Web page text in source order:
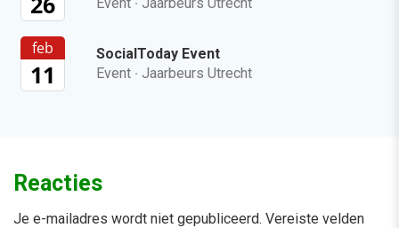
feb
11
SocialToday Event
Event · Jaarbeurs Utrecht
Reacties
Je e-mailadres wordt niet gepubliceerd. Vereiste velden